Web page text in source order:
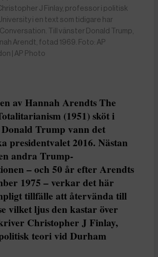
J Finlay, professor i politisk
i en text som tidigare har
Till vänster Donald Trump,
Arendt, fotad 1969. Foto: AP
| AP Photo
av Hannah Arendts The
(1951) sköt i
Trump vann det
presidentvalet 2016. Nästan
andra Trump-
– och 50 år efter Arendts
1975 – verkar det här
tillfälle att återvända till
vilket ljus den kastar över
Christopher J Finlay,
teori vid Durham